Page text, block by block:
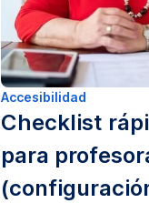
Accesibilidad
Checklist
para